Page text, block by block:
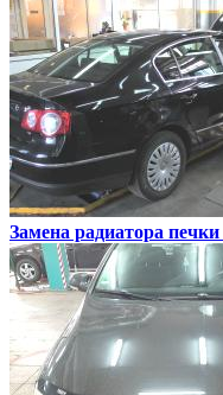
Замена радиатора печки